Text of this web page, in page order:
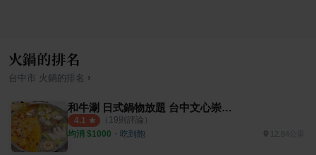
火鍋的排名
台中市 火鍋 的排名 ›
和牛涮 日式鍋物放題 台中文心崇德店
4.1 （ 19則評論）
均消 $1000 ・ 吃到飽 12.84公里